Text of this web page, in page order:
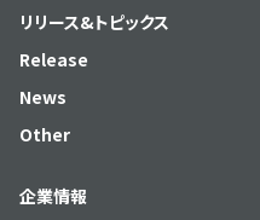
リリース&トピックス
Release
News
Other
企業情報